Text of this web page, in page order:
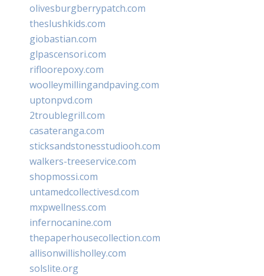
olivesburgberrypatch.com
theslushkids.com
giobastian.com
glpascensori.com
rifloorepoxy.com
woolleymillingandpaving.com
uptonpvd.com
2troublegrill.com
casateranga.com
sticksandstonesstudiooh.com
walkers-treeservice.com
shopmossi.com
untamedcollectivesd.com
mxpwellness.com
infernocanine.com
thepaperhousecollection.com
allisonwillisholley.com
solslite.org